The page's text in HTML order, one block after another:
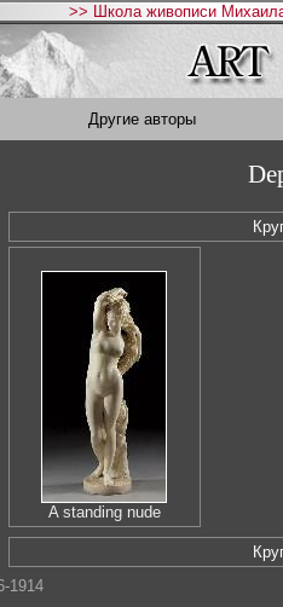
>> Школа живописи
Другие авторы
A standing nude
1914